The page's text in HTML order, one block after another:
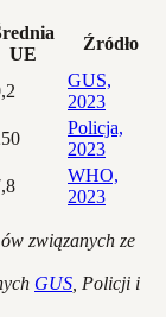
UE
Źródło
GUS,
2023
Policja,
2023
WHO,
2023
związanych ze
GUS , Policji i